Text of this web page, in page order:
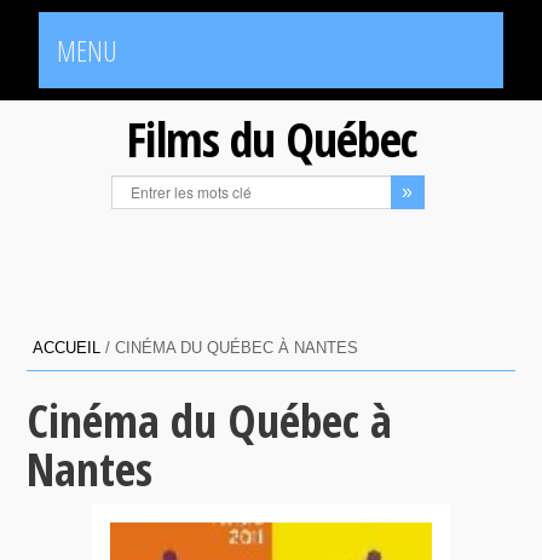
MENU
Films du Québec
ACCUEIL /CINÉMA DU QUÉBEC À NANTES
Cinéma du Québec à
Nantes